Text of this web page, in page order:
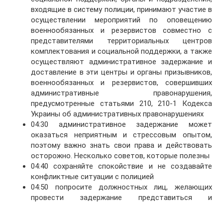
входящие в систему полиции, принимают участие в
осуществлении мероприятий по оповещению
военнообязанных и резервистов совместно с
представителями территориальных центров
комплектования и социальной поддержки, а также
осуществляют административное задержание и
доставление в эти центры и органы призывников,
военнообязанных и резервистов, совершивших
административные правонарушения,
предусмотренные статьями 210, 210-1 Кодекса
Украины об административных правонарушениях
04:30 административное задержание может
оказаться неприятным и стрессовым опытом,
поэтому важно знать свои права и действовать
осторожно. Несколько советов, которые полезны
04:40 сохраняйте спокойствие и не создавайте
конфликтные ситуации с полицией
04:50 попросите должностных лиц, желающих
провести задержание представиться и